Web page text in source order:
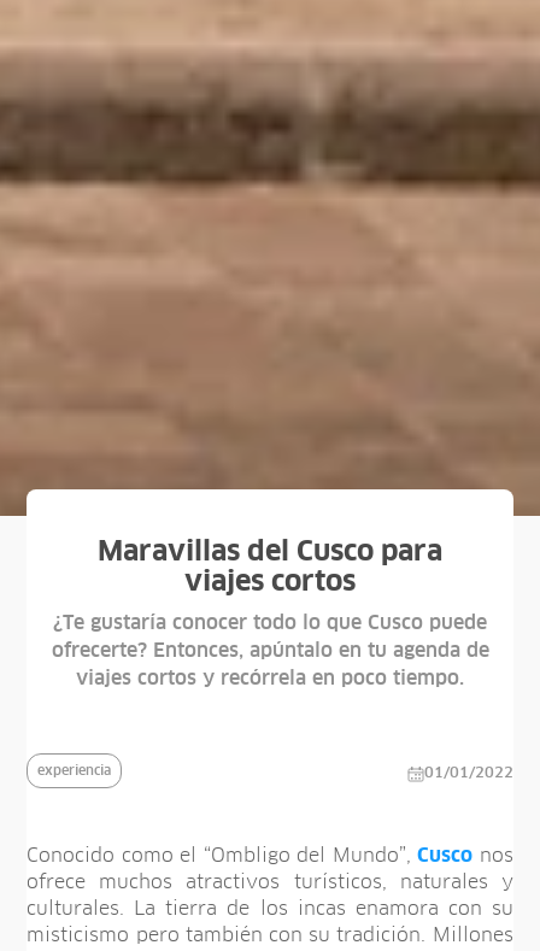
Maravillas del Cusco para
viajes cortos
¿Te gustaría conocer todo lo que Cusco puede
ofrecerte? Entonces, apúntalo en tu agenda de
viajes cortos y recórrela en poco tiempo.
experiencia 01/01/2022
Conocido como el “Ombligo del Mundo”,Cusco nos
ofrece muchos atractivos turísticos, naturales y
culturales. La tierra de los incas enamora con su
misticismo pero también con su tradición. Millones